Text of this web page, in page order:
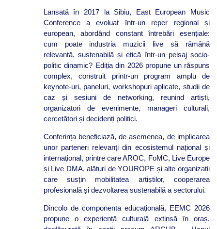
Lansată în 2017 la Sibiu, East European Music
Conference a evoluat într-un reper regional și
european, abordând constant întrebări esențiale:
cum poate industria muzicii live să rămână
relevantă, sustenabilă și etică într-un peisaj socio-
politic dinamic? Ediția din 2026 propune un răspuns
complex, construit printr-un program amplu de
keynote-uri, paneluri, workshopuri aplicate, studii de
caz și sesiuni de networking, reunind artiști,
organizatori de evenimente, manageri culturali,
cercetători și decidenți politici.
Conferința beneficiază, de asemenea, de implicarea
unor parteneri relevanți din ecosistemul național și
internațional, printre care AROC, FoMC, Live Europe
și Live DMA, alături de YOUROPE și alte organizații
care susțin mobilitatea artiștilor, cooperarea
profesională și dezvoltarea sustenabilă a sectorului.
Dincolo de componenta educațională, EEMC 2026
propune o experiență culturală extinsă în oraș,